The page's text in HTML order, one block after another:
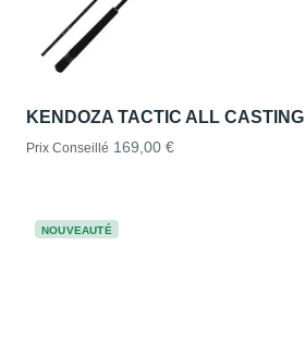
KENDOZA TACTIC ALL CASTING
Prix Conseillé 169,00 €
NOUVEAUTÉ